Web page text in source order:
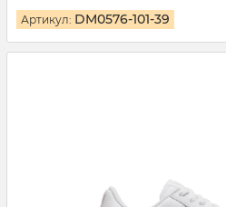
Артикул: DM0576-101-39